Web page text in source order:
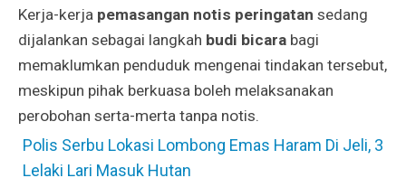
Kerja-kerja pemasangan notis peringatan sedang
dijalankan sebagai langkah budi bicara bagi
memaklumkan penduduk mengenai tindakan tersebut,
meskipun pihak berkuasa boleh melaksanakan
perobohan serta-merta tanpa notis.
Polis Serbu Lokasi Lombong Emas Haram Di Jeli, 3
Lelaki Lari Masuk Hutan